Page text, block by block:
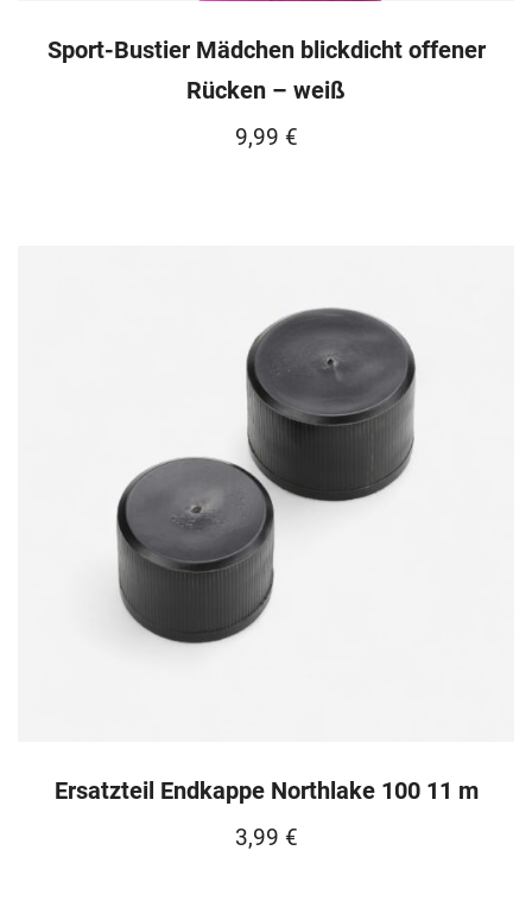
Sport-Bustier Mädchen blickdicht offener
Rücken – weiß
9,99 €
Ersatzteil Endkappe Northlake 100 11 m
3,99 €